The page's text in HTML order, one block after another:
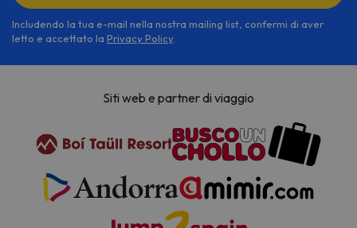
Includendo la tua e-mail nella nostra mailing list, confermi di aver
letto e accettato la Privacy Policy.
Siti web e partner di viaggio